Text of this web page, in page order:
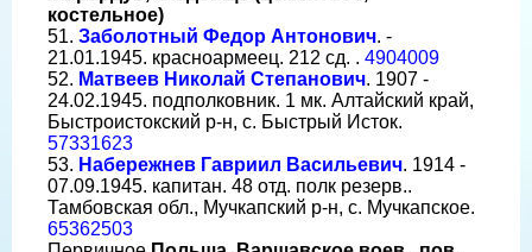
костельное)
51. Заболотный Федор Антонович. -
21.01.1945. красноармеец. 212 сд. . 4904009
52. Матвеев Николай Степанович. 1907 -
24.02.1945. подполковник. 1 мк. Алтайский край,
Быстроистокский р-н, с. Быстрый Исток.
57331623
53. Набережнев Гавриил Васильевич. 1914 -
07.09.1945. капитан. 48 отд. полк резерв..
Тамбовская обл., Мучкапский р-н, с. Мучкапское.
65362503